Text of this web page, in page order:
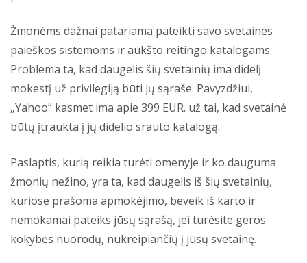
Žmonėms dažnai patariama pateikti savo svetaines
paieškos sistemoms ir aukšto reitingo katalogams.
Problema ta, kad daugelis šių svetainių ima didelį
mokestį už privilegiją būti jų sąraše. Pavyzdžiui,
„Yahoo“ kasmet ima apie 399 EUR. už tai, kad svetainė
būtų įtraukta į jų didelio srauto katalogą.
Paslaptis, kurią reikia turėti omenyje ir ko dauguma
žmonių nežino, yra ta, kad daugelis iš šių svetainių,
kuriose prašoma apmokėjimo, beveik iš karto ir
nemokamai pateiks jūsų sąrašą, jei turėsite geros
kokybės nuorodų, nukreipiančių į jūsų svetainę.